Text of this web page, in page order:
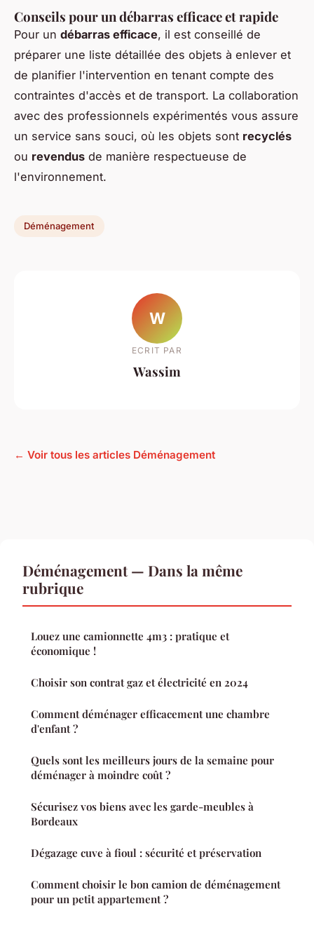
Conseils pour un débarras efficace et rapide
Pour un débarras efficace, il est conseillé de
préparer une liste détaillée des objets à enlever et
de planifier l'intervention en tenant compte des
contraintes d'accès et de transport. La collaboration
avec des professionnels expérimentés vous assure
un service sans souci, où les objets sont recyclés
ou revendus de manière respectueuse de
l'environnement.
Déménagement
W
ECRIT PAR
Wassim
← Voir tous les articles Déménagement
Déménagement — Dans la même
rubrique
Louez une camionnette 4m3 : pratique et
économique !
Choisir son contrat gaz et électricité en 2024
Comment déménager efficacement une chambre
d'enfant ?
Quels sont les meilleurs jours de la semaine pour
déménager à moindre coût ?
Sécurisez vos biens avec les garde-meubles à
Bordeaux
Dégazage cuve à fioul : sécurité et préservation
Comment choisir le bon camion de déménagement
pour un petit appartement ?